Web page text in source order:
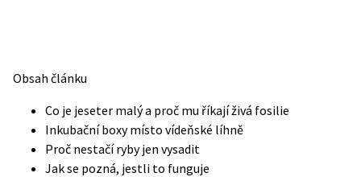
Obsah článku
Co je jeseter malý a proč mu říkají živá fosilie
Inkubační boxy místo vídeňské líhně
Proč nestačí ryby jen vysadit
Jak se pozná, jestli to funguje